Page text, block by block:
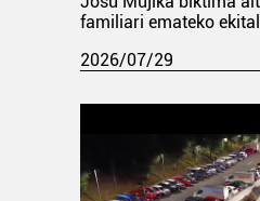
familiari emateko
2026/07/29